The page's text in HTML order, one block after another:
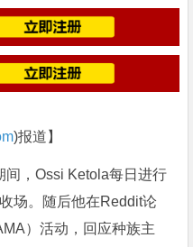
)报道】
间，Ossi Ketola每日进行
场。随后他在Reddit论
）活动，回应种族主